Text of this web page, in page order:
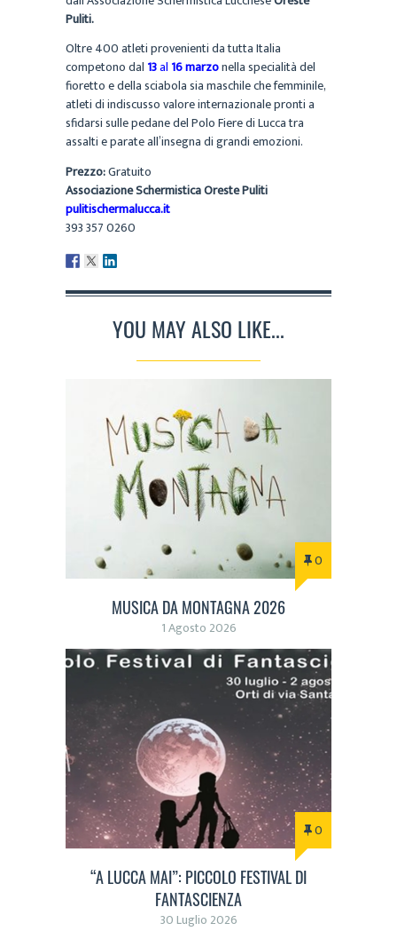
Puliti.
Oltre 400 atleti provenienti da tutta Italia
competono dal 13al 16 marzonella specialità del
fioretto e della sciabola sia maschile che femminile,
atleti di indiscusso valore internazionale pronti a
sfidarsi sulle pedane del Polo Fiere di Lucca tra
assalti e parate all’insegna di grandi emozioni.
Prezzo:Gratuito
Associazione Schermistica Oreste Puliti
pulitischermalucca.it
393 357 0260
YOU MAY ALSO LIKE...
0
MUSICA DA MONTAGNA 2026
1 Agosto 2026
0
“A LUCCA MAI”: PICCOLO FESTIVAL DI
FANTASCIENZA
30 Luglio 2026